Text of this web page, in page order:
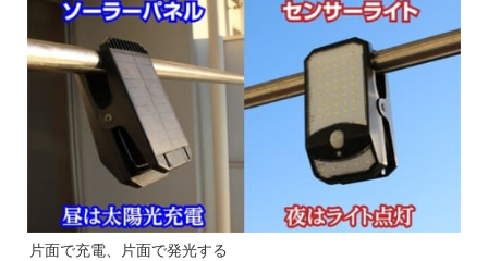
片面で充電、片面で発光する